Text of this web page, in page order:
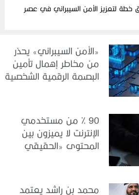
خطة لتعزيز الأمن السيبراني في عصر
«الأمن السيبراني» يحذر
من مخاطر إهمال تأمين
البصمة الرقمية الشخصية
90 % من مستخدمي
الإنترنت لا يميزون بين
المحتوى «الحقيقي
محمد بن راشد يعتمد